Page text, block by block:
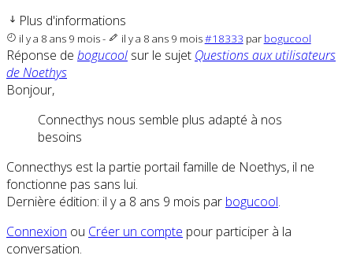
Plus d'informations
il y a 8 ans 9 mois- il y a 8 ans 9 mois#18333 par bogucool
Réponse de bogucool sur le sujet Questions aux utilisateurs
de Noethys
Bonjour,
Connecthys nous semble plus adapté à nos
besoins
Connecthys est la partie portail famille de Noethys, il ne
fonctionne pas sans lui.
Dernière édition: il y a 8 ans 9 mois par bogucool.
Connexion ou Créer un compte pour participer à la
conversation.